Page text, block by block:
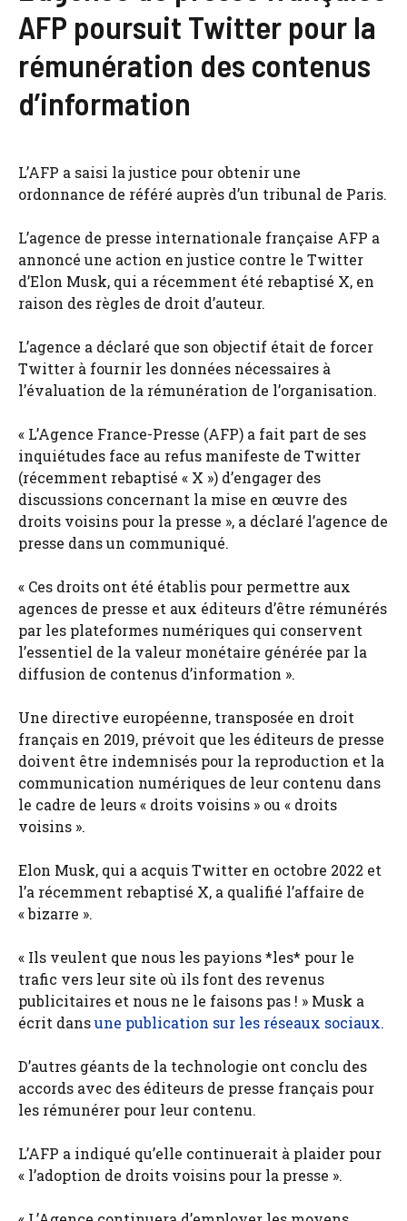
AFP poursuit Twitter pour la
rémunération des contenus
d’information
L’AFP a saisi la justice pour obtenir une
ordonnance de référé auprès d’un tribunal de Paris.
L’agence de presse internationale française AFP a
annoncé une action en justice contre le Twitter
d’Elon Musk, qui a récemment été rebaptisé X, en
raison des règles de droit d’auteur.
L’agence a déclaré que son objectif était de forcer
Twitter à fournir les données nécessaires à
l’évaluation de la rémunération de l’organisation.
« L’Agence France-Presse (AFP) a fait part de ses
inquiétudes face au refus manifeste de Twitter
(récemment rebaptisé « X ») d’engager des
discussions concernant la mise en œuvre des
droits voisins pour la presse », a déclaré l’agence de
presse dans un communiqué.
« Ces droits ont été établis pour permettre aux
agences de presse et aux éditeurs d’être rémunérés
par les plateformes numériques qui conservent
l’essentiel de la valeur monétaire générée par la
diffusion de contenus d’information ».
Une directive européenne, transposée en droit
français en 2019, prévoit que les éditeurs de presse
doivent être indemnisés pour la reproduction et la
communication numériques de leur contenu dans
le cadre de leurs « droits voisins » ou « droits
voisins ».
Elon Musk, qui a acquis Twitter en octobre 2022 et
l’a récemment rebaptisé X, a qualifié l’affaire de
« bizarre ».
« Ils veulent que nous les payions *les* pour le
trafic vers leur site où ils font des revenus
publicitaires et nous ne le faisons pas ! » Musk a
écrit dansune publication sur les réseaux sociaux.
D’autres géants de la technologie ont conclu des
accords avec des éditeurs de presse français pour
les rémunérer pour leur contenu.
L’AFP a indiqué qu’elle continuerait à plaider pour
« l’adoption de droits voisins pour la presse ».